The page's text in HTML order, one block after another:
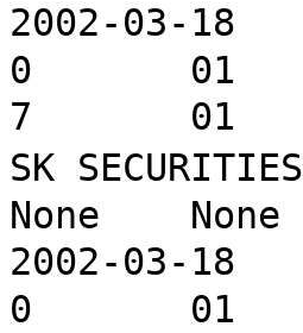
2002-03-18	KRX:005930	삼성전자	269	0
0	01				860123	0
7	01	삼성전자(05930/Outperform/344,000원)
SK SECURITIES	SK증권		전우종
None	None	None	None	None	None
2002-03-18	KRX:005930	삼성전자	0	0
0	01				860255	0